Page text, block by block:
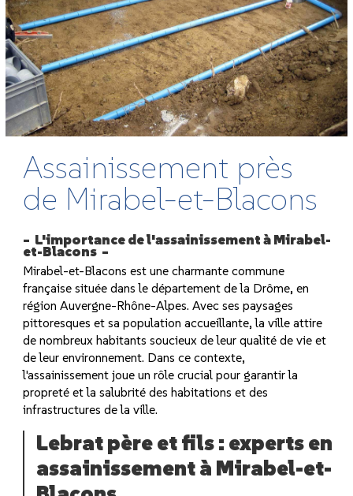
Assainissement près
de Mirabel-et-Blacons
L'importance de l'assainissement à Mirabel-
et-Blacons
Mirabel-et-Blacons est une charmante commune
française située dans le département de la Drôme, en
région Auvergne-Rhône-Alpes. Avec ses paysages
pittoresques et sa population accueillante, la ville attire
de nombreux habitants soucieux de leur qualité de vie et
de leur environnement. Dans ce contexte,
l'assainissement joue un rôle crucial pour garantir la
propreté et la salubrité des habitations et des
infrastructures de la ville.
Lebrat père et fils : experts en
assainissement à Mirabel-et-